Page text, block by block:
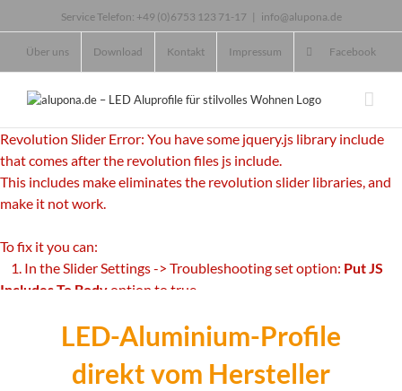
content
Service Telefon: +49 (0)6753 123 71-17 | info@alupona.de
Über uns Download Kontakt Impressum Facebook
Revolution Slider Error: You have some jquery.js library include
that comes after the revolution files js include.
This includes make eliminates the revolution slider libraries, and
make it not work.
To fix it you can:
1. In the Slider Settings -> Troubleshooting set option: Put JS
Includes To Body option to true.
LED-Aluminium-Profile
direkt vom Hersteller